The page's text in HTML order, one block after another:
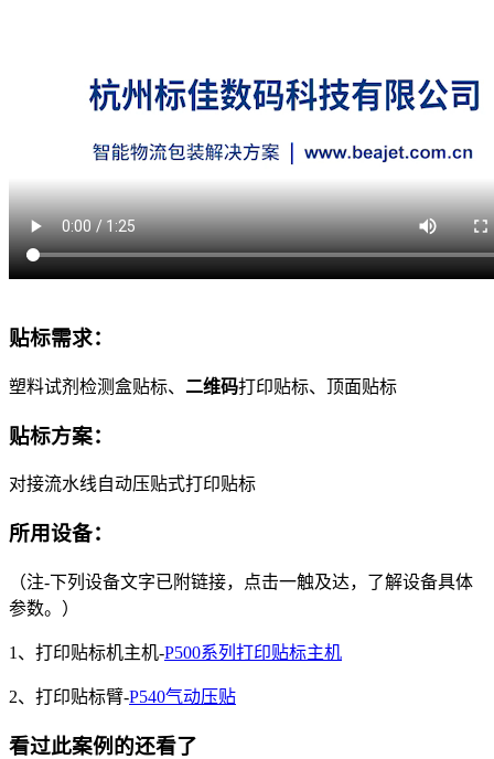
贴标需求：
塑料试剂检测盒贴标、 二维码打印贴标、顶面贴标
贴标方案：
对接流水线自动压贴式打印贴标
所用设备：
（注-下列设备文字已附链接，点击一触及达，了解设备具体
参数。）
1、打印贴标机主机-P500系列打印贴标主机
2、打印贴标臂-P540气动压贴
看过此案例的还看了